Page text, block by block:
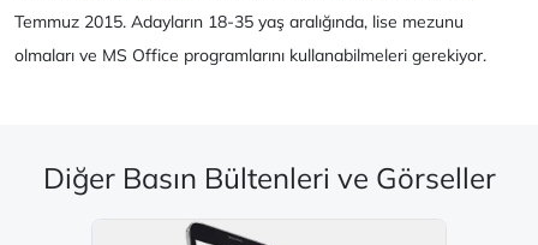
Temmuz 2015. Adayların 18-35 yaş aralığında, lise mezunu
olmaları ve MS Office programlarını kullanabilmeleri gerekiyor. ​​​ ​​​​​​​​​​​​
Diğer Basın Bültenleri ve Görseller